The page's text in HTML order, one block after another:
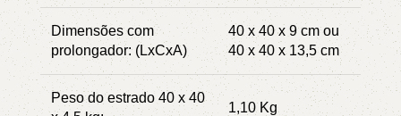
Dimensões com
prolongador: (LxCxA)
40 x 40 x 9 cm ou
40 x 40 x 13,5 cm
Peso do estrado 40 x 40
1,10 Kg